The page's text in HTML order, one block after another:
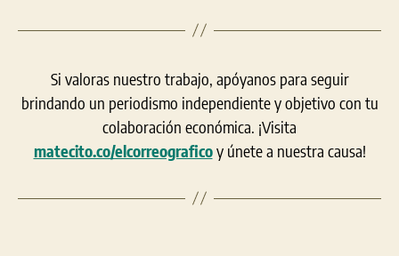
Si valoras nuestro trabajo, apóyanos para seguir
brindando un periodismo independiente y objetivo con tu
colaboración económica. ¡Visita
matecito.co/elcorreograficoy únete a nuestra causa!